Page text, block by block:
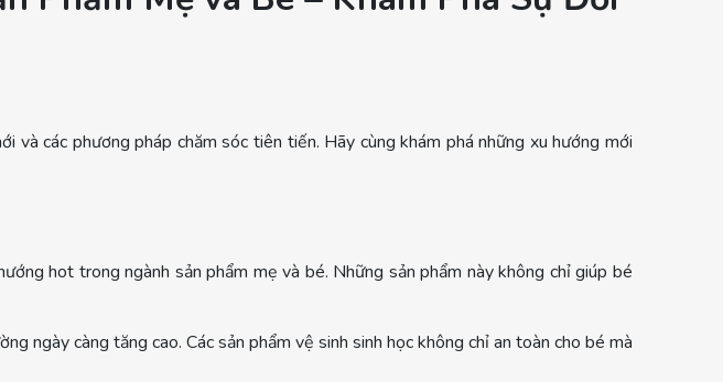
các phương pháp chăm sóc tiên tiến. Hãy cùng khám phá những xu hướng mới
hot trong ngành sản phẩm mẹ và bé. Những sản phẩm này không chỉ giúp bé
ngày càng tăng cao. Các sản phẩm vệ sinh sinh học không chỉ an toàn cho bé mà